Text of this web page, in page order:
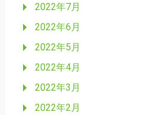
2022年7月
2022年6月
2022年5月
2022年4月
2022年3月
2022年2月